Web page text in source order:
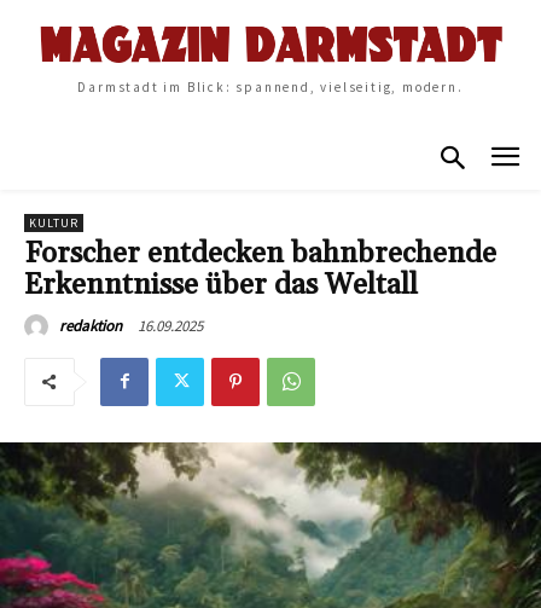
Darmstadt im Blick: spannend, vielseitig, modern.
KULTUR
Forscher entdecken bahnbrechende
Erkenntnisse über das Weltall
redaktion 16.09.2025